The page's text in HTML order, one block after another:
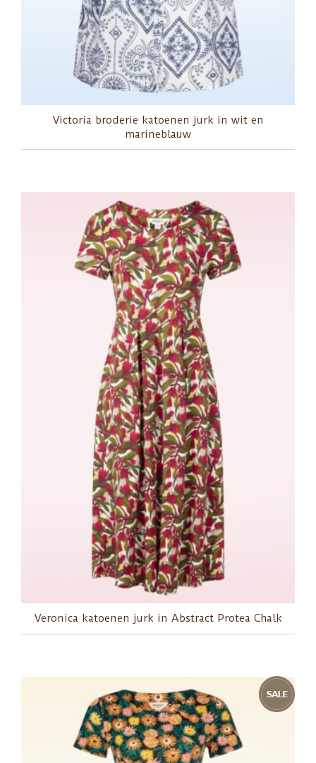
Victoria broderie katoenen jurk in wit en
marineblauw
Veronica katoenen jurk in Abstract Protea Chalk